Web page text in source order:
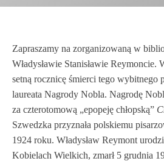
Zapraszamy na zorganizowaną w
Władysławie Stanisławie Reymoncie.
setną rocznicę śmierci tego wybitnego
laureata Nagrody Nobla. Nagrodę
za czterotomową „epopeję chłopską”
Szwedzka przyznała polskiemu
1924 roku. Władysław Reymont
Kobielach Wielkich, zmarł 5 grudnia